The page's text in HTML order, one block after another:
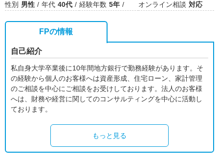
性別 男性 年代 40代 経験年数 5年 オンライン相談 対応
FPの情報
自己紹介
私自身大学卒業後に10年間地方銀行で勤務経験があります。そ
の経験から個人のお客様へは資産形成、住宅ローン、家計管理
のご相談を中心にご相談をお受けしております。法人のお客様
へは、財務や経営に関してのコンサルティングを中心に活動し
ております。
もっと見る